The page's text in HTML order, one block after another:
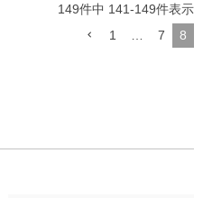
149件中 141-149件表示
1
7 8